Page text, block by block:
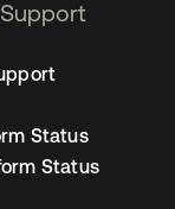
Status
Status